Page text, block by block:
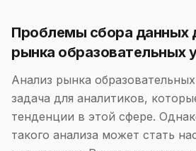
Проблемы сбора данных
рынка образовательных
Анализ рынка
задача для аналитиков,
тенденции в этой сфере.
такого анализа может стать